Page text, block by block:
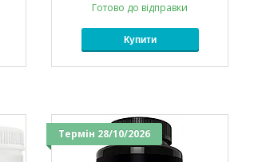
Готово до відправки
Купити
Термін 28/10/2026